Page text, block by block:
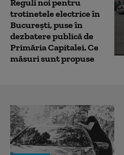
Reguli noi pentru
trotinetele electrice în
București, puse în
dezbatere publică de
Primăria Capitalei. Ce
măsuri sunt propuse